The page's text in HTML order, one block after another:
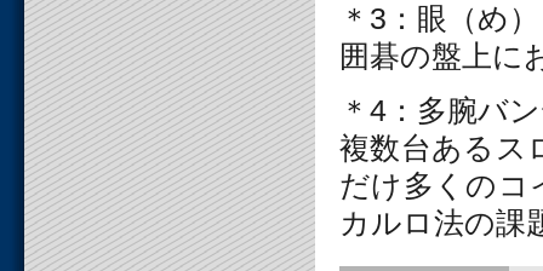
＊3：眼（め）
囲碁の盤上に
＊4：多腕バ
複数台あるス
だけ多くのコ
カルロ法の課